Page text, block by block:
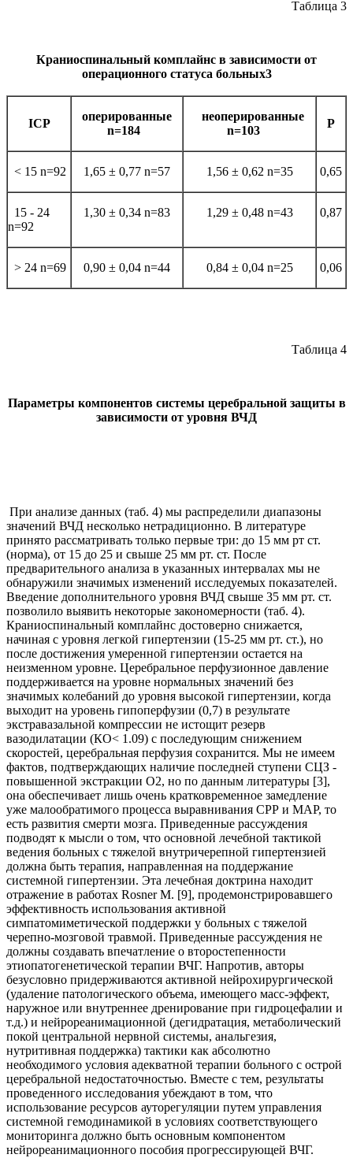
Таблица 3
Краниоспинальный комплайнс в зависимости от
операционного статуса больных3
ICP
оперированные
n=184
неоперированные
n=103
P
< 15 n=92 1,65 ± 0,77 n=57 1,56 ± 0,62 n=35 0,65
15 - 24
n=92
1,30 ± 0,34 n=83 1,29 ± 0,48 n=43 0,87
> 24 n=69 0,90 ± 0,04 n=44 0,84 ± 0,04 n=25 0,06
Таблица 4
Параметры компонентов системы церебральной защиты в
зависимости от уровня ВЧД
При анализе данных (таб. 4) мы распределили диапазоны
значений ВЧД несколько нетрадиционно. В литературе
принято рассматривать только первые три: до 15 мм рт ст.
(норма), от 15 до 25 и свыше 25 мм рт. ст. После
предварительного анализа в указанных интервалах мы не
обнаружили значимых изменений исследуемых показателей.
Введение дополнительного уровня ВЧД свыше 35 мм рт. ст.
позволило выявить некоторые закономерности (таб. 4).
Краниоспинальный комплайнс достоверно снижается,
начиная с уровня легкой гипертензии (15-25 мм рт. ст.), но
после достижения умеренной гипертензии остается на
неизменном уровне. Церебральное перфузионное давление
поддерживается на уровне нормальных значений без
значимых колебаний до уровня высокой гипертензии, когда
выходит на уровень гипоперфузии (0,7) в результате
экстравазальной компрессии не истощит резерв
вазодилатации (КО< 1.09) c последующим снижением
скоростей, церебральная перфузия сохранится. Мы не имеем
фактов, подтверждающих наличие последней ступени СЦЗ -
повышенной экстракции О2, но по данным литературы [3],
она обеспечивает лишь очень кратковременное замедление
уже малообратимого процесса выравнивания СРР и MAР, то
есть развития смерти мозга. Приведенные рассуждения
подводят к мысли о том, что основной лечебной тактикой
ведения больных с тяжелой внутричерепной гипертензией
должна быть терапия, направленная на поддержание
системной гипертензии. Эта лечебная доктрина находит
отражение в работах Rosner M. [9], продемонстрировавшего
эффективность использования активной
симпатомиметической поддержки у больных с тяжелой
черепно-мозговой травмой. Приведенные рассуждения не
должны создавать впечатление о второстепенности
этиопатогенетической терапии ВЧГ. Напротив, авторы
безусловно придерживаются активной нейрохирургической
(удаление патологического объема, имеющего масс-эффект,
наружное или внутреннее дренирование при гидроцефалии и
т.д.) и нейрореанимационной (дегидратация, метаболический
покой центральной нервной системы, анальгезия,
нутритивная поддержка) тактики как абсолютно
необходимого условия адекватной терапии больного с острой
церебральной недостаточностью. Вместе с тем, результаты
проведенного исследования убеждают в том, что
использование ресурсов ауторегуляции путем управления
системной гемодинамикой в условиях соответствующего
мониторинга должно быть основным компонентом
нейрореанимационного пособия прогрессирующей ВЧГ.